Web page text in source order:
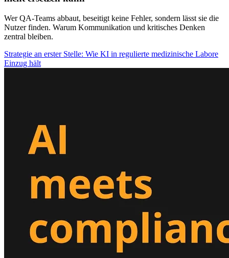
Wer QA-Teams abbaut, beseitigt keine Fehler, sondern lässt sie die
Nutzer finden. Warum Kommunikation und kritisches Denken
zentral bleiben.
Strategie an erster Stelle: Wie KI in regulierte medizinische Labore
Einzug hält